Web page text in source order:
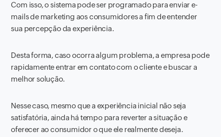
Com isso, o sistema pode ser programado para enviar e-
mails de marketing aos consumidores a fim de entender
sua percepção da experiência.
Desta forma, caso ocorra algum problema, a empresa pode
rapidamente entrar em contato com o cliente e buscar a
melhor solução.
Nesse caso, mesmo que a experiência inicial não seja
satisfatória, ainda há tempo para reverter a situação e
oferecer ao consumidor o que ele realmente deseja.